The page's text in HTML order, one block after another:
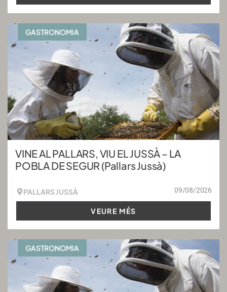
GASTRONOMIA
VINE AL PALLARS, VIU EL JUSSÀ – LA
POBLA DE SEGUR (Pallars Jussà)
PALLARS JUSSÀ 09/08/2026
VEURE MÉS
GASTRONOMIA